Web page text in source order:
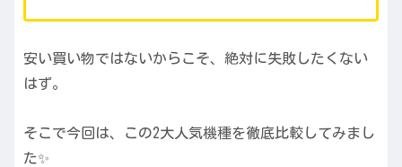
安い買い物ではないからこそ、絶対に失敗したくない
はず。
そこで今回は、この2大人気機種を徹底比較してみまし
た✨